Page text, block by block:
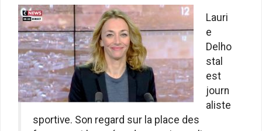
Lauri
e
Delho
stal
est
journ
aliste
sportive. Son regard sur la place des